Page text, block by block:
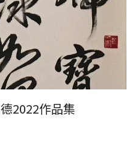
2022作品集